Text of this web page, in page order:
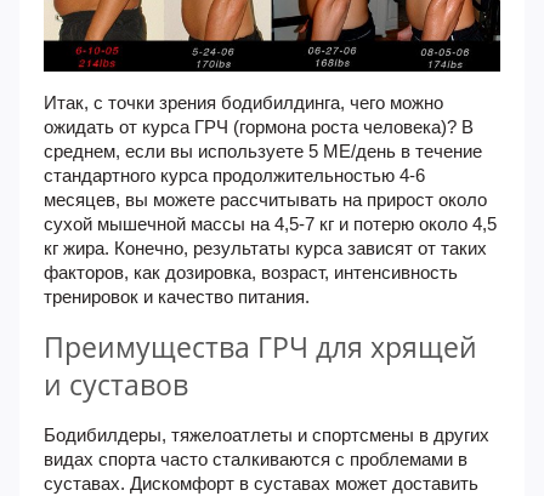
Итак, с точки зрения бодибилдинга, чего можно
ожидать от курса ГРЧ (гормона роста человека)? В
среднем, если вы используете 5 МЕ/день в течение
стандартного курса продолжительностью 4-6
месяцев, вы можете рассчитывать на прирост около
сухой мышечной массы на 4,5-7 кг и потерю около 4,5
кг жира. Конечно, результаты курса зависят от таких
факторов, как дозировка, возраст, интенсивность
тренировок и качество питания.
Преимущества ГРЧ для хрящей
и суставов
Бодибилдеры, тяжелоатлеты и спортсмены в других
видах спорта часто сталкиваются с проблемами в
суставах. Дискомфорт в суставах может доставить